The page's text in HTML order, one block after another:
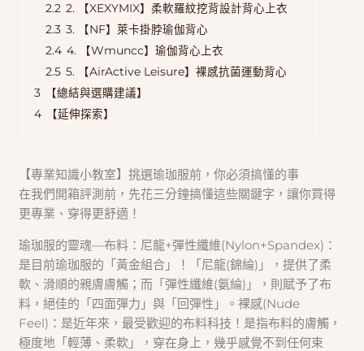
2.2 2. 【XEXYMIX】柔軟羅紋挖背設計背心上衣
2.3 3. 【NF】萊卡掛脖瑜伽背心
2.4 4. 【Wmuncc】瑜伽背心上衣
2.5 5. 【AirActive Leisure】裸感抗菌運動背心
3
【總結與選購建議】
4
【延伸探索】
【專業知識小教室】挑選瑜珈服前，你必須搞懂的事
在我們開箱評測前，先花三分鐘搞懂這些關鍵字，讓你買得
更專業、穿得更舒適！
瑜珈服的靈魂—布料：尼龍+彈性纖維(Nylon+Spandex)：
是目前瑜珈服的「黃金組合」！「尼龍(錦綸)」，提供了柔
軟、滑順的親膚膚觸；而「彈性纖維(氨綸)」，則賦予了布
料，絕佳的「四面彈力」與「回彈性」。裸感(Nude
Feel)：是近年來，最受歡迎的布料科技！是指布料的膚觸，
極度地「輕薄、柔軟」，穿在身上，幾乎感覺不到任何束